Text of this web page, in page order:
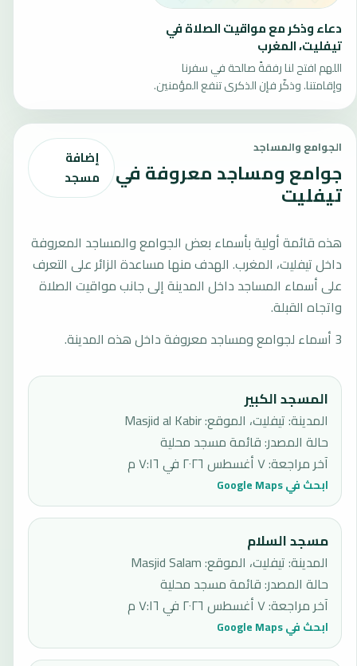
دعاء وذكر مع مواقيت الصلاة في
تيفليت، المغرب
اللهم افتح لنا رفقةً صالحة في سفرنا
وإقامتنا. وذكّر فإن الذكرى تنفع المؤمنين.
الجوامع والمساجد
جوامع ومساجد معروفة في
تيفليت
إضافة
مسجد
هذه قائمة أولية بأسماء بعض الجوامع والمساجد المعروفة
داخل تيفليت، المغرب. الهدف منها مساعدة الزائر على التعرف
على أسماء المساجد داخل المدينة إلى جانب مواقيت الصلاة
واتجاه القبلة.
3 أسماء لجوامع ومساجد معروفة داخل هذه المدينة.
المسجد الكبير
المدينة: تيفليت، الموقع: Masjid al Kabir
حالة المصدر:قائمة مسجد محلية
آخر مراجعة:٧ أغسطس ٢٠٢٦ في ٧:١٦ م
ابحث في Google Maps
مسجد السلام
المدينة: تيفليت، الموقع: Masjid Salam
حالة المصدر:قائمة مسجد محلية
آخر مراجعة:٧ أغسطس ٢٠٢٦ في ٧:١٦ م
ابحث في Google Maps